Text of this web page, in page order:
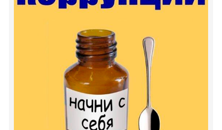
2024 - Год качества
Идеологическая работа
Государственная символика
Государственные праздники, праздничные дни,
памятные даты
Полезная информация
Азбука здоровья